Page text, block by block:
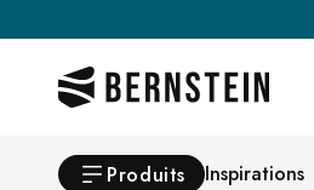
Produits Inspirations